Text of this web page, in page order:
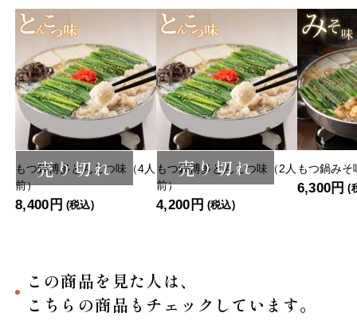
売り切れ
もつ鍋博多とんこつ味（4人
前）
8,400円 (税込)
売り切れ
もつ鍋博多とんこつ味（2人
前）
4,200円 (税込)
もつ鍋みそ
6,300円 (
この商品を見た人は、
こちらの商品もチェックしています。